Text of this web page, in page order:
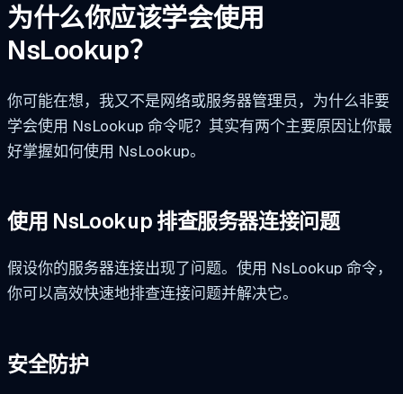
为什么你应该学会使用
NsLookup？
你可能在想，我又不是网络或服务器管理员，为什么非要
学会使用 NsLookup 命令呢？其实有两个主要原因让你最
好掌握如何使用 NsLookup。
使用 NsLookup 排查服务器连接问题
假设你的服务器连接出现了问题。使用 NsLookup 命令，
你可以高效快速地排查连接问题并解决它。
安全防护